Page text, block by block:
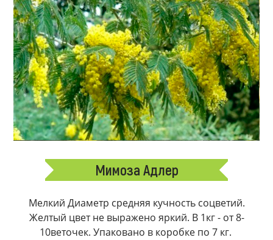
Мимоза Адлер
Мелкий Диаметр средняя кучность соцветий.
Желтый цвет не выражено яркий. В 1кг - от 8-
10веточек. Упаковано в коробке по 7 кг.